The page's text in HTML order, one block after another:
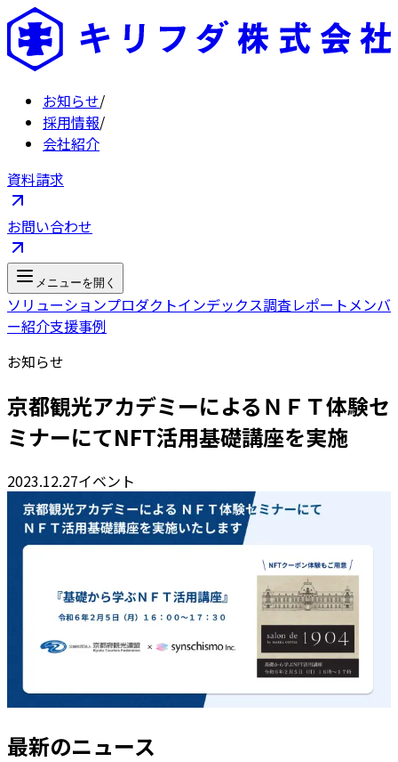
お知らせ/
採用情報/
会社紹介
資料請求
お問い合わせ
メニューを開く
ソリューションプロダクトインデックス調査レポートメンバ
ー紹介支援事例
お知らせ
京都観光アカデミーによるＮＦＴ体験セ
ミナーにてNFT活用基礎講座を実施
2023.12.27イベント
最新のニュース